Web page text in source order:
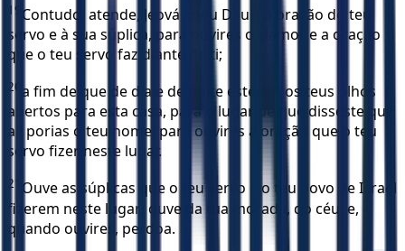
19 Contudo, atende, Jeová, meu Deus, à oração do teu
servo e à sua súplica, para ouvires o clamor e a oração
que o teu servo faz diante de ti;
20 a fim de que de dia e de noite estejam os teus olhos
abertos para esta casa, para o lugar de que disseste que
ali porias o teu nome; para ouvires a oração que o teu
servo fizer neste lugar.
21
Ouve as súplicas que o teu servo e o teu povo de Israel
fizerem neste lugar; ouve da tua morada, do céu; e,
quando ouvires, perdoa.